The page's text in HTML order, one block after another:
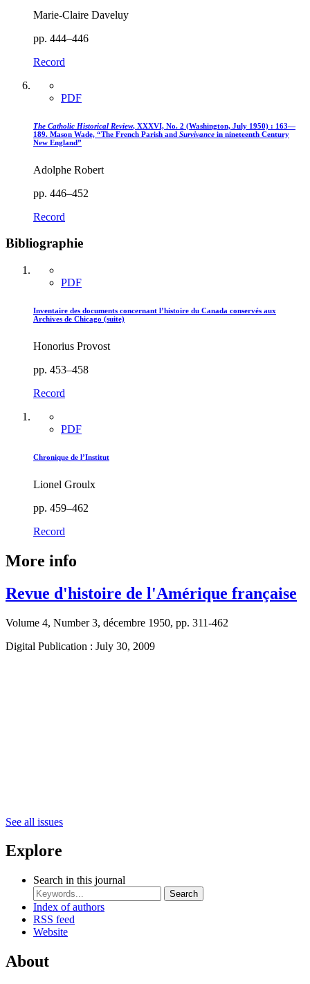
Marie-Claire Daveluy
pp. 444–446
Record
PDF
The Catholic Historical Review, XXXVI, No. 2 (Washington, July 1950) : 163—
189. Mason Wade, “The French Parish and Survivance in nineteenth Century
New England”
Adolphe Robert
pp. 446–452
Record
Bibliographie
PDF
Inventaire des documents concernant l’histoire du Canada conservés aux
Archives de Chicago (suite)
Honorius Provost
pp. 453–458
Record
PDF
Chronique de l’Institut
Lionel Groulx
pp. 459–462
Record
More info
Revue d'histoire de l'Amérique française
Volume 4, Number 3, décembre 1950, pp. 311-462
Digital Publication : July 30, 2009
See all issues
Explore
Search in this journal
Search
Index of authors
RSS feed
Website
About